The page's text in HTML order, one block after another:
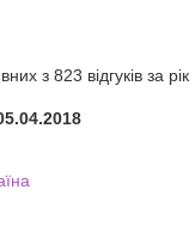
з 823 відгуків за рік